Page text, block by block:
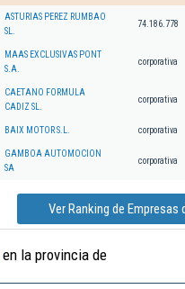
ASTURIAS PEREZ RUMBAO
SL.
74.186.778
MAAS EXCLUSIVAS PONT
S.A.
corporativa
CAETANO FORMULA
CADIZ SL.
corporativa
BAIX MOTOR S.L. corporativa
GAMBOA AUTOMOCION
SA
corporativa
Ver Ranking de Empresas
en la provincia de